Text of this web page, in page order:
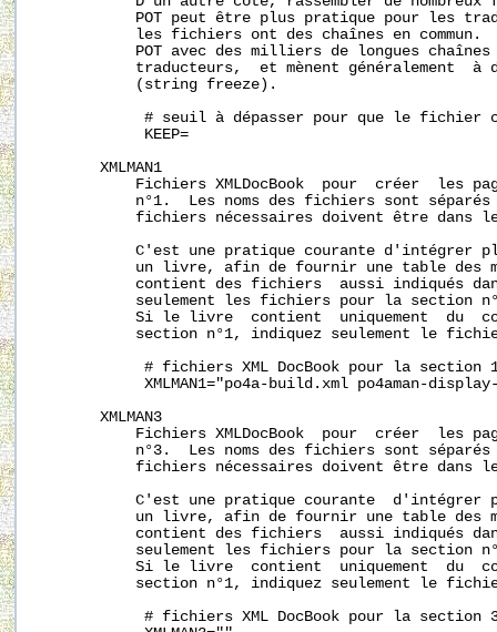
POT peut être plus pratique pour les
les fichiers ont des chaînes en commun.
POT avec des milliers de longues
traducteurs,  et mènent généralement  à
           (string freeze).
# seuil à dépasser pour que le fichier
            KEEP=
       XMLMAN1
Fichiers XMLDocBook  pour  créer  les
n°1.  Les noms des fichiers sont
fichiers nécessaires doivent être dans
C'est une pratique courante d'intégrer
un livre, afin de fournir une table des
contient des fichiers  aussi indiqués
seulement les fichiers pour la section
Si le livre  contient  uniquement  du
section n°1, indiquez seulement le
# fichiers XML DocBook pour la section
XMLMAN1="po4a-build.xml po4aman-
       XMLMAN3
Fichiers XMLDocBook  pour  créer  les
n°3.  Les noms des fichiers sont
fichiers nécessaires doivent être dans
C'est une pratique courante  d'intégrer
un livre, afin de fournir une table des
contient des fichiers  aussi indiqués
seulement les fichiers pour la section
Si le livre  contient  uniquement  du
section n°1, indiquez seulement le
# fichiers XML DocBook pour la section